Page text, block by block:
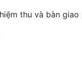
thu và bàn